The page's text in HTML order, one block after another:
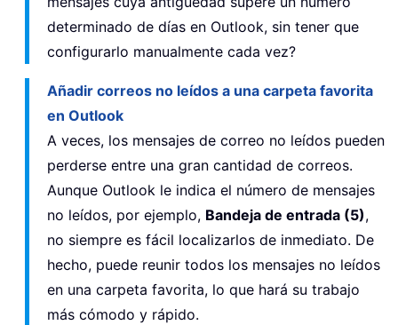
determinado de días en Outlook, sin tener que
configurarlo manualmente cada vez?
Añadir correos no leídos a una carpeta favorita
en Outlook
A veces, los mensajes de correo no leídos pueden
perderse entre una gran cantidad de correos.
Aunque Outlook le indica el número de mensajes
no leídos, por ejemplo, Bandeja de entrada (5),
no siempre es fácil localizarlos de inmediato. De
hecho, puede reunir todos los mensajes no leídos
en una carpeta favorita, lo que hará su trabajo
más cómodo y rápido.